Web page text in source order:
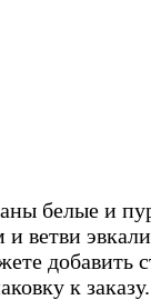
белые и
ветви
добавить
к заказу.